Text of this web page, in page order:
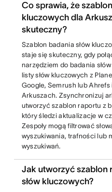
Co sprawia, że
kluczowych dla
skuteczny?
Szablon badania słów
staje się skuteczny, gdy
narzędziem do badania
listy słów kluczowych z
Google, Semrush lub
Arkuszach. Zsynchronizuj
utworzyć szablon raportu z
który śledzi aktualizacje w
Zespoły mogą filtrować
wyszukiwania, trafności lub
wyszukiwań.
Jak utworzyć szablon
słów kluczowych?